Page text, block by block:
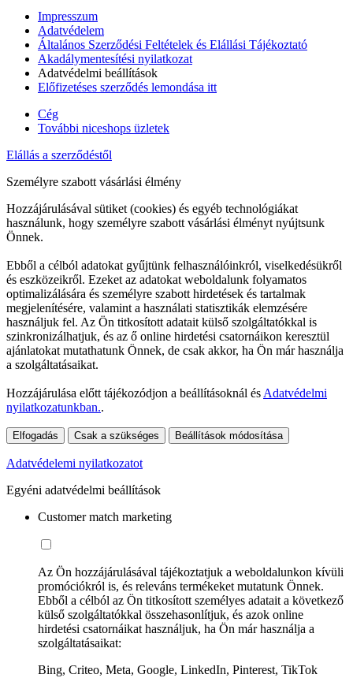
Impresszum
Adatvédelem
Általános Szerződési Feltételek és Elállási Tájékoztató
Akadálymentesítési nyilatkozat
Adatvédelmi beállítások
Előfizetéses szerződés lemondása itt
Cég
További niceshops üzletek
Elállás a szerződéstől
Személyre szabott vásárlási élmény
Hozzájárulásával sütiket (cookies) és egyéb technológiákat
használunk, hogy személyre szabott vásárlási élményt nyújtsunk
Önnek.
Ebből a célból adatokat gyűjtünk felhasználóinkról, viselkedésükről
és eszközeikről. Ezeket az adatokat weboldalunk folyamatos
optimalizálására és személyre szabott hirdetések és tartalmak
megjelenítésére, valamint a használati statisztikák elemzésére
használjuk fel. Az Ön titkosított adatait külső szolgáltatókkal is
szinkronizálhatjuk, és az ő online hirdetési csatornáikon keresztül
ajánlatokat mutathatunk Önnek, de csak akkor, ha Ön már használja
a szolgáltatásaikat.
Hozzájárulása előtt tájékozódjon a beállításoknál és Adatvédelmi
nyilatkozatunkban..
Elfogadás Csak a szükséges Beállítások módosítása
Adatvédelemi nyilatkozatot
Egyéni adatvédelmi beállítások
Customer match marketing
Az Ön hozzájárulásával tájékoztatjuk a weboldalunkon kívüli
promóciókról is, és releváns termékeket mutatunk Önnek.
Ebből a célból az Ön titkosított személyes adatait a következő
külső szolgáltatókkal összehasonlítjuk, és azok online
hirdetési csatornáikat használjuk, ha Ön már használja a
szolgáltatásaikat:
Bing, Criteo, Meta, Google, LinkedIn, Pinterest, TikTok